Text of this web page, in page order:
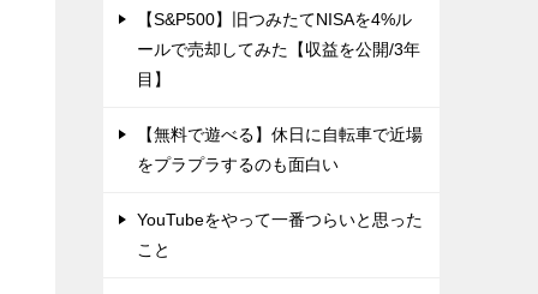
【S&P500】旧つみたてNISAを4%ル
ールで売却してみた【収益を公開/3年
目】
【無料で遊べる】休日に自転車で近場
をプラプラするのも面白い
YouTubeをやって一番つらいと思った
こと